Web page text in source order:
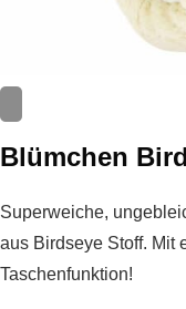
Blümchen
Superweiche,
aus Birdseye Stoff. Mit
Taschenfunktion!